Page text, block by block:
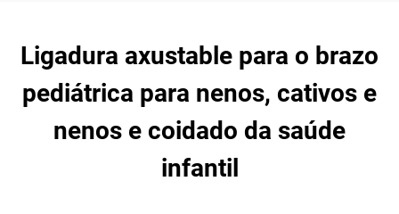
Ligadura axustable para o brazo
pediátrica para nenos, cativos e
nenos e coidado da saúde
infantil